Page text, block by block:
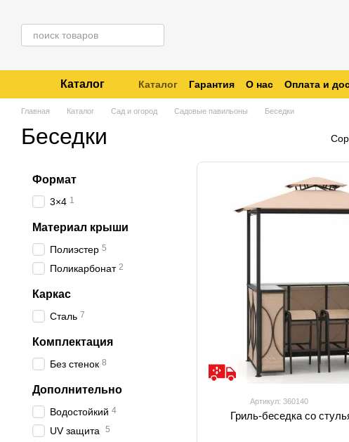
Каталог Каталог Гарантия О нас Оплата и
Отзывы о магазине
Отследить заказ
Главная Каталог Сад и огород Садовые павильоны Беседки
Беседки
Артикул: 360140
Гриль-беседка со
Формат
3×4 1
Материал крыши
Полиэстер 5
Поликарбонат 2
Каркас
Сталь 7
Комплектация
Без стенок 8
Дополнительно
Водостойкий 4
UV защита 5